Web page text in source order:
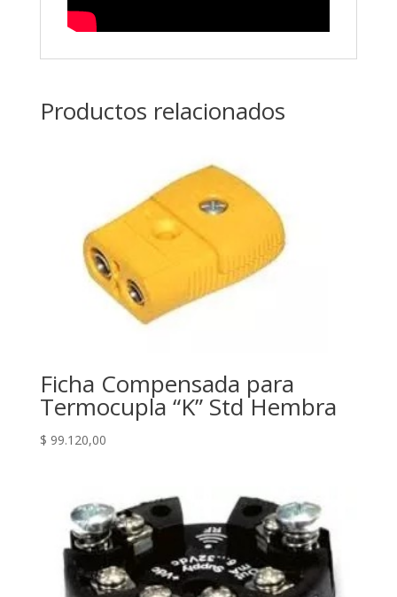
Productos relacionados
Ficha Compensada para
Termocupla “K” Std Hembra
$ 99.120,00